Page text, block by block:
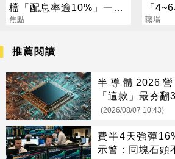
檔「配息率逾10%」一次
看
焦點
「
行：
職場
推薦閱讀
半導體2026
「這款」最夯翻
(2026/08/07 10:43)
費半4天強彈
示警：同塊石頭